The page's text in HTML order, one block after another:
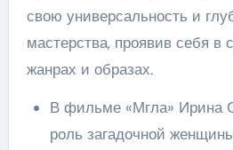
свою универсальность и
мастерства, проявив себя в
жанрах и образах.
В фильме «Мгла» Ирина
роль загадочной